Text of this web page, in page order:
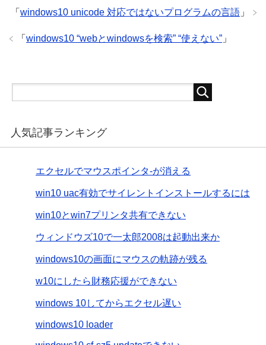
「 windows10 unicode 対応ではないプログラムの言語 」
「 windows10 “webとwindowsを検索” “使えない” 」
人気記事ランキング
エクセルでマウスポインタ-が消える
win10 uac有効でサイレントインストールするには
win10とwin7プリンタ共有できない
ウィンドウズ10で一太郎2008は起動出来か
windows10の画面にマウスの軌跡が残る
w10にしたら財務応援ができない
windows 10してからエクセル遅い
windows10 loader